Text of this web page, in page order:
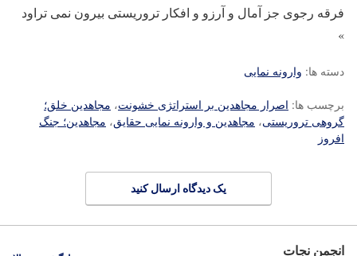
فرقه رجوی جز آمال و آرزو و افکار تروریستی بیرون نمی تراود
»
دسته ها: وارونه نمایی
برچسب ها: اصرار مجاهدین بر استراتژی خشونت، مجاهدین خلق؛
گروهی تروریستی، مجاهدین و وارونه نمایی حقایق، مجاهدین؛ جنگ
افروز
یک دیدگاه ارسال کنید
انجمن نجات